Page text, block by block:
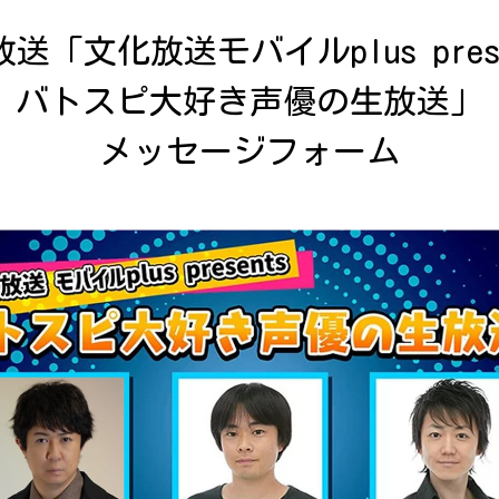
送「文化放送モバイルplus
バトスピ大好き声優の生放送」
メッセージフォーム